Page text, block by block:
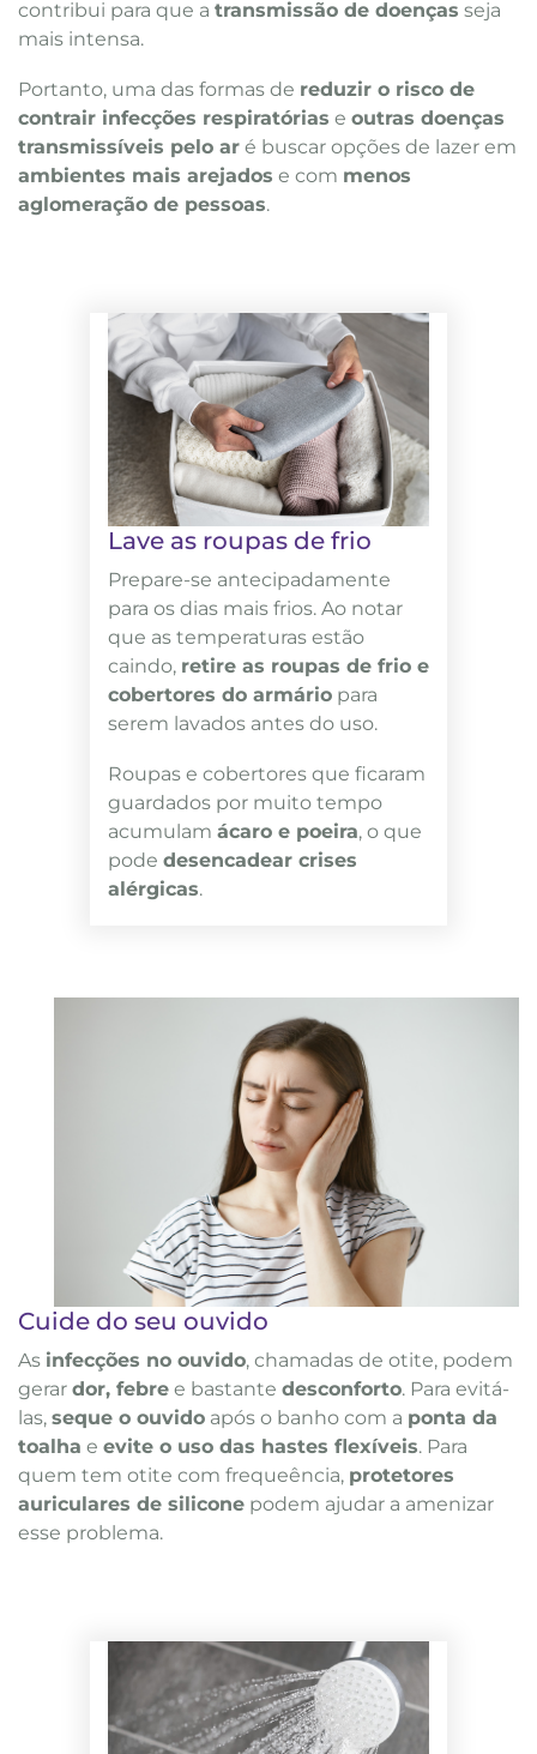
contribui para que a transmissão de doenças seja
mais intensa.
Portanto, uma das formas de reduzir o risco de
contrair infecções respiratórias e outras doenças
transmissíveis pelo ar é buscar opções de lazer em
ambientes mais arejados e com menos
aglomeração de pessoas.
Lave as roupas de frio
Prepare-se antecipadamente
para os dias mais frios. Ao notar
que as temperaturas estão
caindo, retire as roupas de frio e
cobertores do armário para
serem lavados antes do uso.
Roupas e cobertores que ficaram
guardados por muito tempo
acumulam ácaro e poeira, o que
pode desencadear crises
alérgicas.
Cuide do seu ouvido
As infecções no ouvido, chamadas de otite, podem
gerar dor, febre e bastante desconforto. Para evitá-
las, seque o ouvido após o banho com a ponta da
toalha e evite o uso das hastes flexíveis. Para
quem tem otite com frequeência, protetores
auriculares de silicone podem ajudar a amenizar
esse problema.